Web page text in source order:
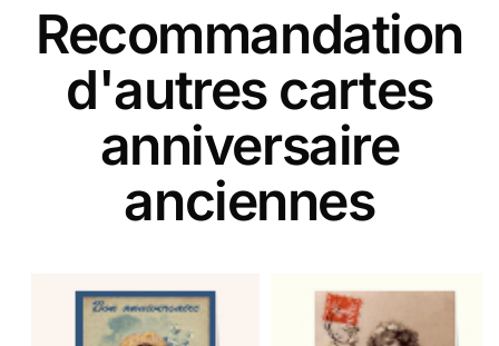
Recommandation
d'autres cartes
anniversaire
anciennes